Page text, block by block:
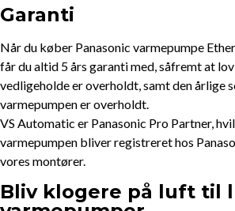
Garanti
Når du køber Panasonic varmepumpe
får du altid 5 års garanti med, såfremt at
vedligeholde er overholdt, samt den årlige
varmepumpen er overholdt.
VS Automatic er Panasonic Pro Partner,
varmepumpen bliver registreret hos
vores montører.
Bliv klogere på luft til